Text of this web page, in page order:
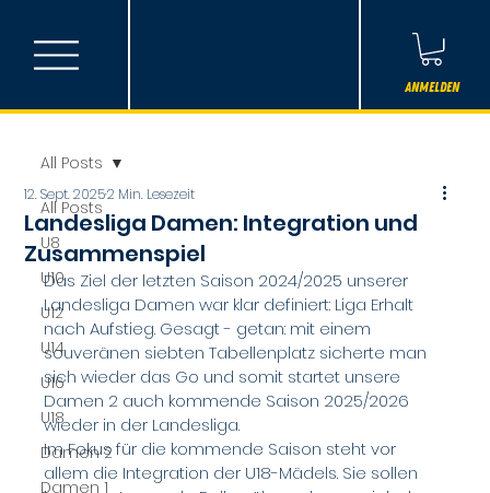
Anmelden
All Posts
U8
U10
U12
U14
U16
U18
Damen 2
Damen 1
All Posts
Landesliga Damen: Integration und
Zusammenspiel
12. Sept. 20252 Min. Lesezeit
Das Ziel der letzten Saison 2024/2025 unserer
Landesliga Damen war klar definiert: Liga Erhalt
nach Aufstieg. Gesagt - getan: mit einem
souveränen siebten Tabellenplatz sicherte man
sich wieder das Go und somit startet unsere
Damen 2 auch kommende Saison 2025/2026
wieder in der Landesliga.
Im Fokus für die kommende Saison steht vor
allem die Integration der U18-Mädels. Sie sollen